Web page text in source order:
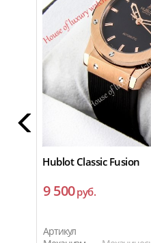
Hublot Classic Fusion
9 500руб.
Артикул